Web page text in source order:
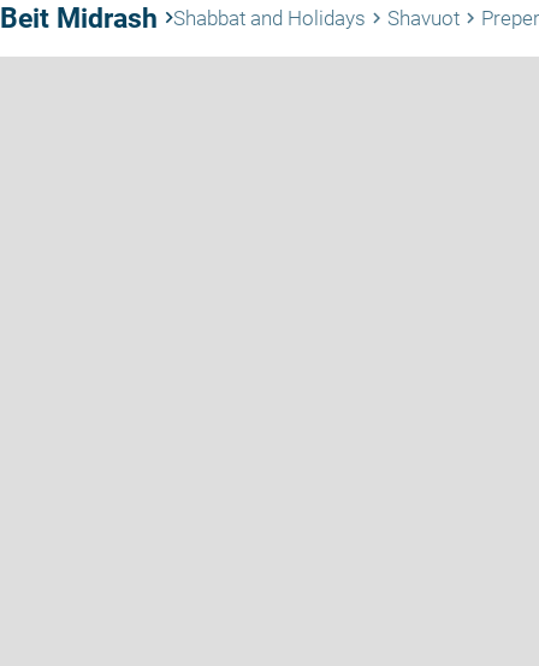
Beit Midrash keyboard_arrow_rightShabbat and Holidays keyboard_arrow_right Shavuot keyboard_arrow_right